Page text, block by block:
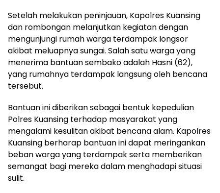
Setelah melakukan peninjauan, Kapolres Kuansing
dan rombongan melanjutkan kegiatan dengan
mengunjungi rumah warga terdampak longsor
akibat meluapnya sungai. Salah satu warga yang
menerima bantuan sembako adalah Hasni (62),
yang rumahnya terdampak langsung oleh bencana
tersebut.
Bantuan ini diberikan sebagai bentuk kepedulian
Polres Kuansing terhadap masyarakat yang
mengalami kesulitan akibat bencana alam. Kapolres
Kuansing berharap bantuan ini dapat meringankan
beban warga yang terdampak serta memberikan
semangat bagi mereka dalam menghadapi situasi
sulit.